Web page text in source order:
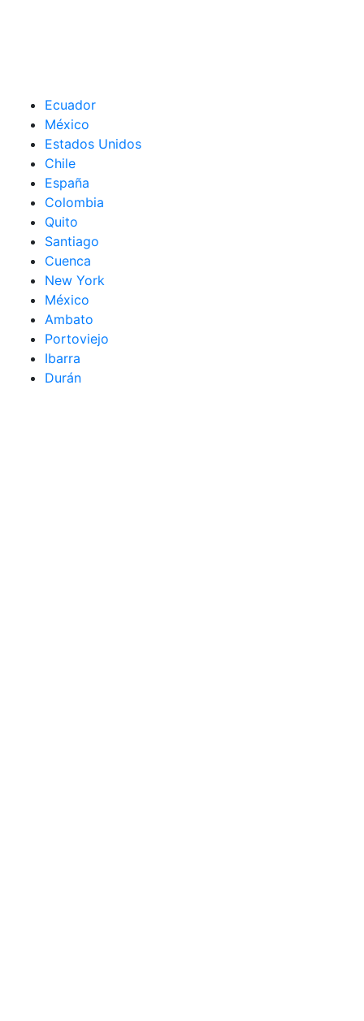
Ecuador
México
Estados Unidos
Chile
España
Colombia
Quito
Santiago
Cuenca
New York
México
Ambato
Portoviejo
Ibarra
Durán